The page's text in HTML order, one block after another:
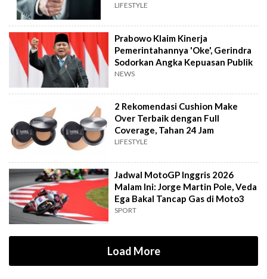
LIFESTYLE
Prabowo Klaim Kinerja
Pemerintahannya 'Oke', Gerindra
Sodorkan Angka Kepuasan Publik
NEWS
2 Rekomendasi Cushion Make
Over Terbaik dengan Full
Coverage, Tahan 24 Jam
LIFESTYLE
Jadwal MotoGP Inggris 2026
Malam Ini: Jorge Martin Pole, Veda
Ega Bakal Tancap Gas di Moto3
SPORT
Load More